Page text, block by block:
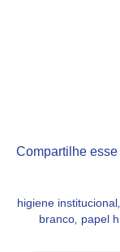
Compartilhe
higiene institucional,
branco, papel